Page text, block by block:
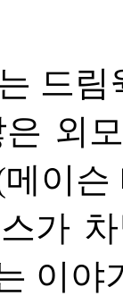
드
외
이
가
이야